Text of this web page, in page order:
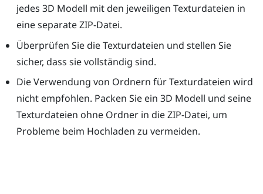
jedes 3D Modell mit den jeweiligen Texturdateien in
eine separate ZIP-Datei.
Überprüfen Sie die Texturdateien und stellen Sie
sicher, dass sie vollständig sind.
Die Verwendung von Ordnern für Texturdateien wird
nicht empfohlen. Packen Sie ein 3D Modell und seine
Texturdateien ohne Ordner in die ZIP-Datei, um
Probleme beim Hochladen zu vermeiden.